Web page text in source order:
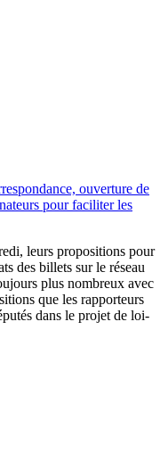
ouverture de
pour faciliter les
leurs propositions pour
des billets sur le réseau
plus nombreux avec
que les rapporteurs
dans le projet de loi-